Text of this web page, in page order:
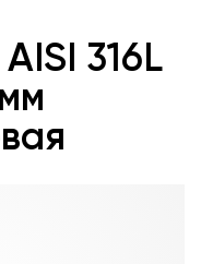
316L